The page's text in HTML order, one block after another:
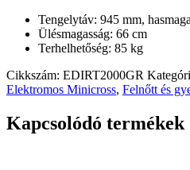
Tengelytáv: 945 mm,
Ülésmagasság: 66 cm
Terhelhetőség: 85 kg
Cikkszám: EDIRT2000GR
Elektromos Minicross, Felnőtt és
Kapcsolódó termékek